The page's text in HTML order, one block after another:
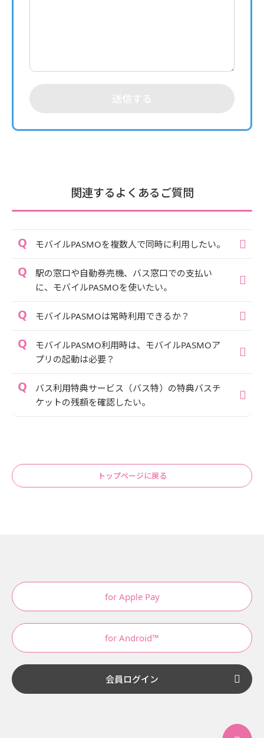
送信する
関連するよくあるご質問
モバイルPASMOを複数人で同時に利用したい。
駅の窓口や自動券売機、バス窓口での支払い
に、モバイルPASMOを使いたい。
モバイルPASMOは常時利用できるか？
モバイルPASMO利用時は、モバイルPASMOア
プリの起動は必要？
バス利用特典サービス（バス特）の特典バスチ
ケットの残額を確認したい。
トップページに戻る
for Apple Pay
for Android™
会員ログイン